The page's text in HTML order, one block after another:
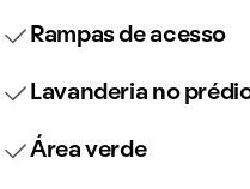
Rampas de acesso
Lavanderia no
Área verde